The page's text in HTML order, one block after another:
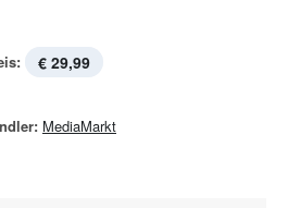
€ 29,99
MediaMarkt